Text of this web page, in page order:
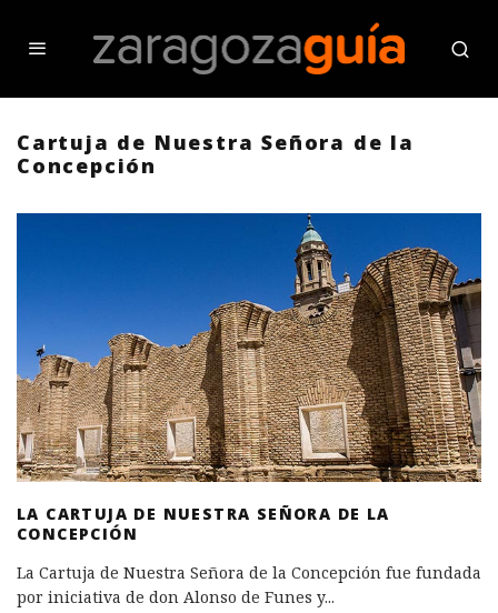
Cartuja de Nuestra Señora de la
Concepción
LA CARTUJA DE NUESTRA SEÑORA DE LA
CONCEPCIÓN
La Cartuja de Nuestra Señora de la Concepción fue fundada
por iniciativa de don Alonso de Funes y...